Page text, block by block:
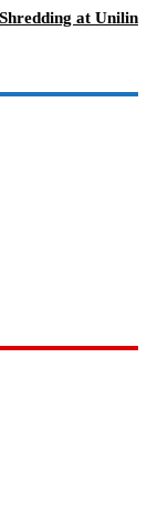
at Unilin